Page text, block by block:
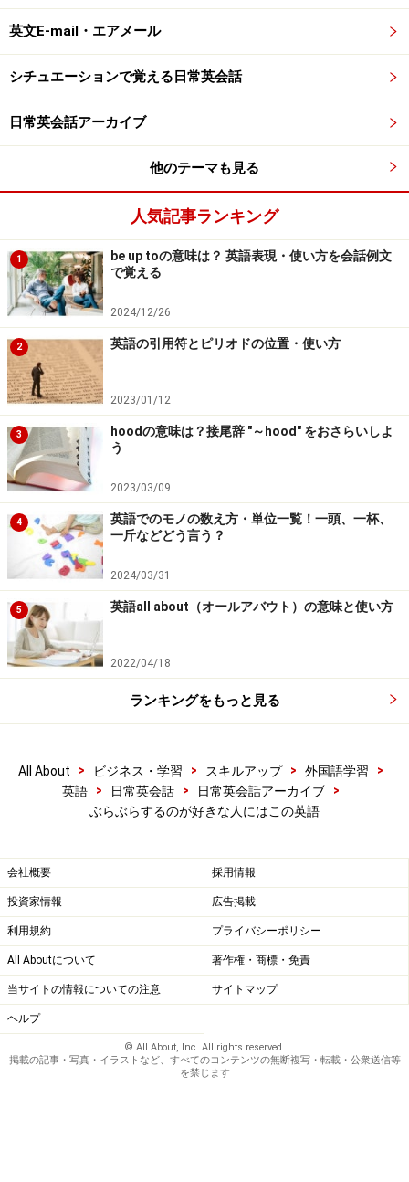
英文E-mail・エアメール
シチュエーションで覚える日常英会話
日常英会話アーカイブ
他のテーマも見る
人気記事ランキング
1
be up toの意味は？ 英語表現・使い方を会話例文
で覚える
2024/12/26
2 英語の引用符とピリオドの位置・使い方
2023/01/12
3
hoodの意味は？接尾辞 "～hood" をおさらいしよ
う
2023/03/09
4
英語でのモノの数え方・単位一覧！一頭、一杯、
一斤などどう言う？
2024/03/31
5 英語all about（オールアバウト）の意味と使い方
2022/04/18
ランキングをもっと見る
All About > ビジネス・学習 > スキルアップ > 外国語学習
>
英語
> 日常英会話 > 日常英会話アーカイブ
>
ぶらぶらするのが好きな人にはこの英語
会社概要 採用情報
投資家情報 広告掲載
利用規約 プライバシーポリシー
All Aboutについて 著作権・商標・免責
当サイトの情報についての注意 サイトマップ
ヘルプ
© All About, Inc. All rights reserved.
掲載の記事・写真・イラストなど、すべてのコンテンツの無断複写・転載・公衆送信等
を禁じます